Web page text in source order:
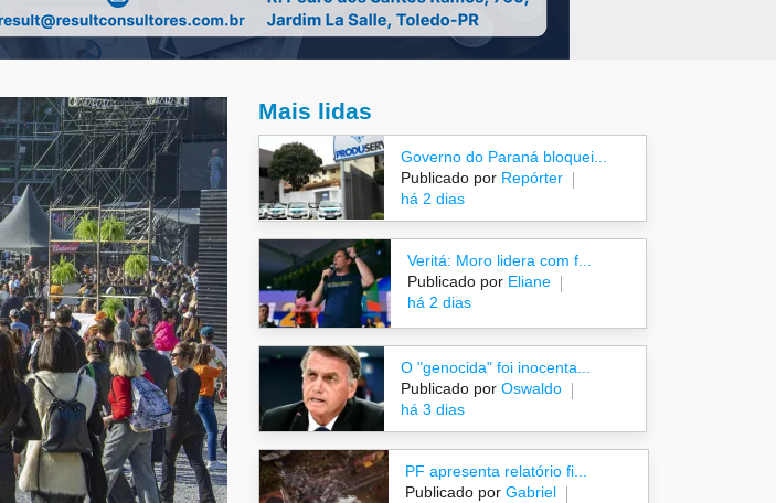
Mais lidas
Governo do Paraná bloquei...
Publicado por Repórter
há 2 dias
Veritá: Moro lidera com f...
Publicado porEliane
há 2 dias
O "genocida" foi inocenta...
Publicado por Oswaldo
há 3 dias
PF apresenta relatório fi...
Publicado por Gabriel